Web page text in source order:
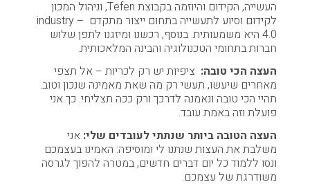
העשייה, הקידום והיוזמה בקבוצת Tefen, וניהול המכון
לקידום וסיוע לתעשייה בתחום ייצור מתקדם – industry
4.0 היא משמעותית. בנוסף, רכשנו ומיזגנו לתפן שלוש
חברות בתחומי הטכנולוגיה והבינה המלאכותית.
העצה הכי טובה: ציפיות יש רק לכריות – אל תצפי
מאחרים שיעשו, תעשי רק מה שאת מאמינה שנכון וטוב.
תהיי הכי טובה ונאמנה לדרכך ורק ככה תצליחי. כך אני
פועלת וזה באמת עובד.
העצה הטובה ביותר שנתתי לעובדים שלי: אני
משלבת את העצות שנתנו לי ומוסיפה: האמינו בעצמכם
ונסו ללמוד כל יום דברים חדשים, במטרה להפוך לגרסה
משודרגת של עצמכם.